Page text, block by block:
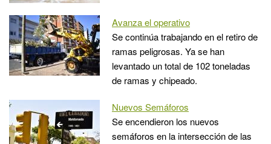
Avanza el operativo
Se continúa trabajando en el retiro de
ramas peligrosas. Ya se han
levantado un total de 102 toneladas
de ramas y chipeado.
Nuevos Semáforos
Se encendieron los nuevos
semáforos en la intersección de las